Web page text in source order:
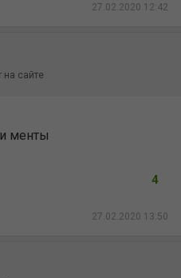
27.02.2020 12:42
на сайте
менты
27.02.2020 13:50
4